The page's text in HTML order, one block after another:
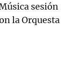
sesión
la Orquesta